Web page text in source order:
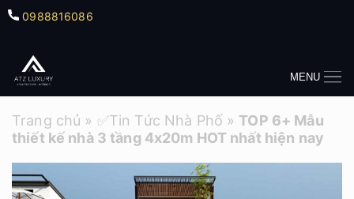
0988816086
MENU
Trang chủ » ✅Tin Tức Nhà Phố » TOP 6+ Mẫu
thiết kế nhà 3 tầng 4x20m HOT nhất hiện nay